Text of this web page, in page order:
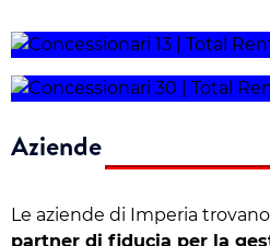
Aziende
Le aziende di Imperia
partner di fiducia per la